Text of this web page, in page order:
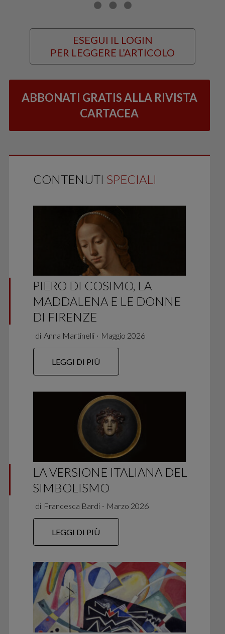
ESEGUI IL LOGIN
PER LEGGERE L’ARTICOLO
ABBONATI GRATIS ALLA RIVISTA
CARTACEA
CONTENUTI SPECIALI
PIERO DI COSIMO, LA
MADDALENA E LE DONNE
DI FIRENZE
di Anna Martinelli ∙ Maggio 2026
LEGGI DI PIÙ
LA VERSIONE ITALIANA DEL
SIMBOLISMO
di Francesca Bardi ∙ Marzo 2026
LEGGI DI PIÙ